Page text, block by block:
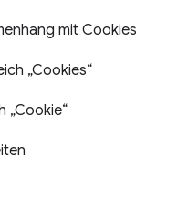
mit Cookies
„Cookies“
„Cookie“